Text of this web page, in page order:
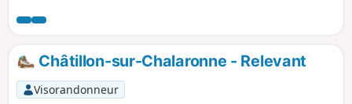
Châtillon-sur-Chalaronne - Relevant
Visorandonneur